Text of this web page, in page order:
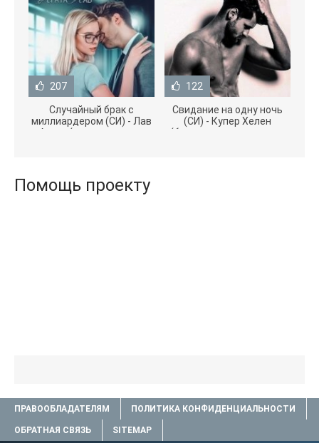
207
Случайный брак с
миллиардером (СИ) - Лав
Агата (полная версия
122
Свидание на одну ночь
(СИ) - Купер Хелен
(бесплатные серии книг
Помощь проекту
ПРАВООБЛАДАТЕЛЯМ ПОЛИТИКА КОНФИДЕНЦИАЛЬНОСТИ
ОБРАТНАЯ СВЯЗЬ SITEMAP